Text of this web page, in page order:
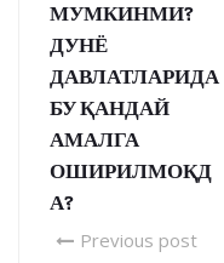
МУМКИНМИ?
ДУНЁ
ДАВЛАТЛАРИДА
БУ ҚАНДАЙ
АМАЛГА
ОШИРИЛМОҚД
А?
Previous post